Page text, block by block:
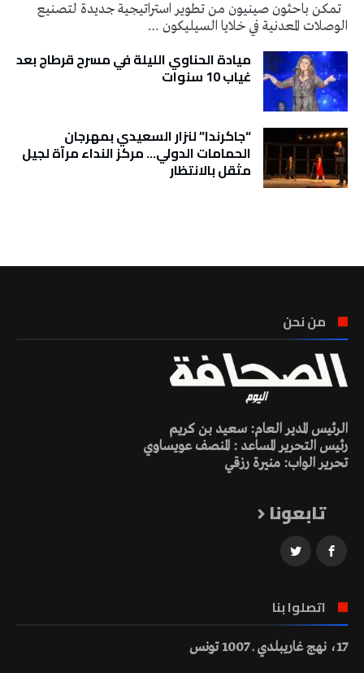
تمكن باحثون صينيون من تطوير استراتيجية جديدة لتصنيع
الوصلات المعدنية في خلايا السيليكون …
ميادة الحناوي الليلة في مسرح قرطاج بعد
غياب 10 سنوات
“جاكرندا” لنزار السعيدي بمهرجان
الحمامات الدولي… مركز النداء مرآة لجيل
مثقل بالانتظار
من نحن
الرئيس المدير العام: سعيد بن كريم
رئيس التحرير المساعد : المنصف عويساوي
تحرير الواب: منيرة رزقي
تابعونا
اتصلوا بنا
17، نهج غاريبلدي ـ 1007 تونس